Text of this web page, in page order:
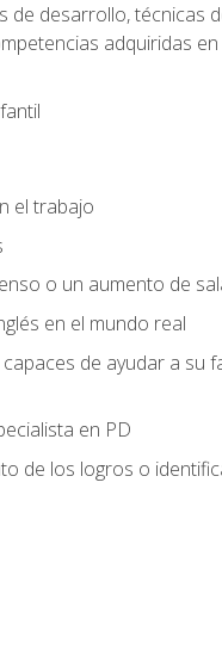
de desarrollo, técnicas
adquiridas
el trabajo
o un aumento de
en el mundo real
de ayudar a su
en PD
de los logros o